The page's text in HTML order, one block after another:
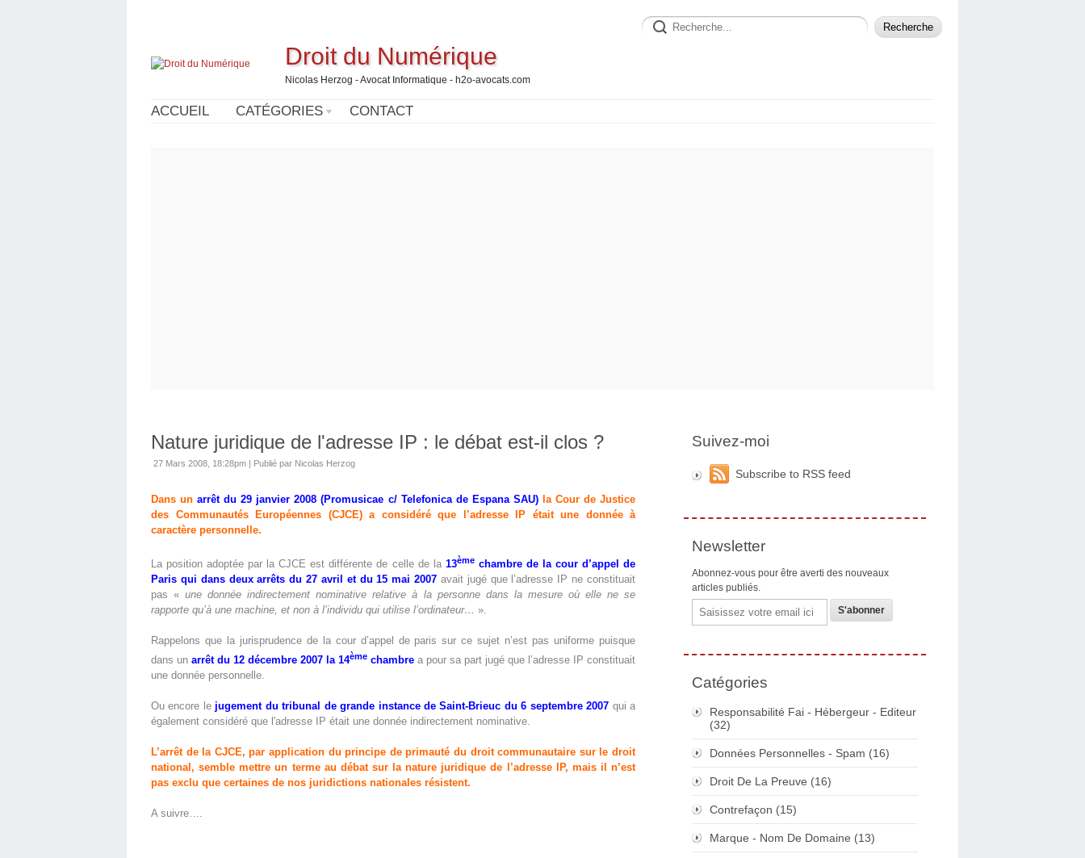
Droit du Numérique
Nicolas Herzog - Avocat Informatique - h2o-avocats.com
ACCUEIL CATÉGORIES CONTACT
Nature juridique de l'adresse IP : le débat est-il clos ?
27 Mars 2008, 18:28pm | Publié par Nicolas Herzog
Dans unarrêt du 29 janvier 2008 (Promusicae c/ Telefonica de Espana SAU)la Cour de Justice
des Communautés Européennes (CJCE) a considéré que l’adresse IP était une donnée à
caractère personnelle.
La position adoptée par la CJCE est différente de celle de la 13èmechambre de la cour d’appel de
Paris qui dans deux arrêts du 27 avril et du 15 mai 2007 avait jugé que l’adresse IP ne constituait
pas «une donnée indirectement nominative relative à la personne dans la mesure où elle ne se
rapporte qu’à une machine, et non à l’individu qui utilise l’ordinateur… ».
Rappelons que la jurisprudence de la cour d’appel de paris sur ce sujet n’est pas uniforme puisque
dans un arrêt du 12 décembre 2007 la 14ème chambre a pour sa part jugé que l’adresse IP constituait
une donnée personnelle.
Ou encore le jugement du tribunal de grande instance de Saint-Brieuc du 6 septembre 2007 qui a
également considéré que l'adresse IP était une donnée indirectement nominative.
L’arrêt de la CJCE, par application du principe de primauté du droit communautaire sur le droit
national, semble mettre un terme au débat sur la nature juridique de l’adresse IP, mais il n’est
pas exclu que certaines de nos juridictions nationales résistent.
A suivre….
Suivez-moi
Subscribe to RSS feed
Newsletter
Abonnez-vous pour être averti des nouveaux
articles publiés.
Email
Catégories
Responsabilité Fai - Hébergeur - Editeur
(32)
Données Personnelles - Spam (16)
Droit De La Preuve (16)
Contrefaçon (15)
Marque - Nom De Domaine (13)